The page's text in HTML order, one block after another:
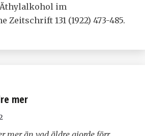
im
Zeitschrift 131 (1922) 473-485.
mer